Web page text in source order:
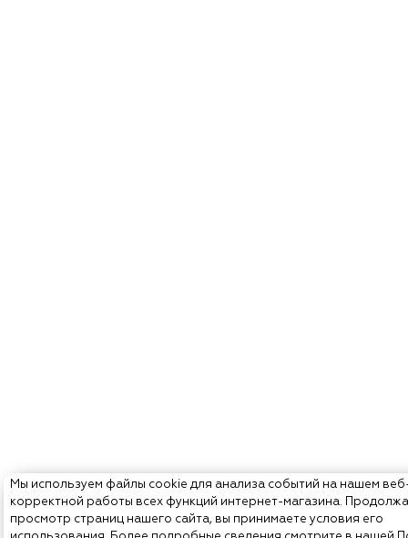
Мы используем файлы cookie для анализа событий на нашем
корректной работы всех функций интернет-магазина.
просмотр страниц нашего сайта, вы принимаете условия его